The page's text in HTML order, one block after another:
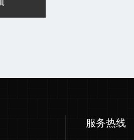
服务热线